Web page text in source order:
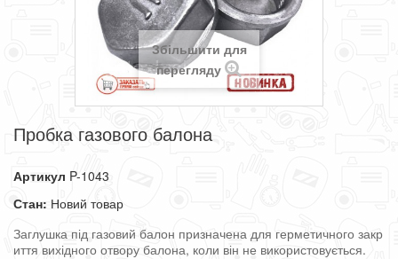
Збільшити для
перегляду
Пробка газового балона
Артикул P-1043
Стан: Новий товар
Заглушка під газовий балон призначена для герметичного закр
иття вихідного отвору балона, коли він не використовується.